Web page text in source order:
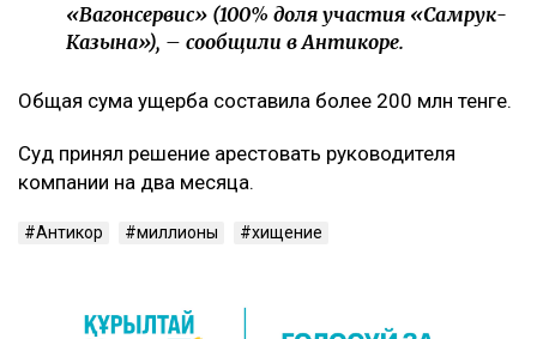
«Вагонсервис» (100% доля участия «Самрук-
Казына»), – сообщили в Антикоре.
Общая сума ущерба составила более 200 млн тенге.
Суд принял решение арестовать руководителя
компании на два месяца.
Антикор миллионы хищение